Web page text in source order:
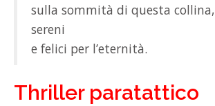
sulla sommità di questa collina,
sereni
e felici per l’eternità.
Thriller paratattico